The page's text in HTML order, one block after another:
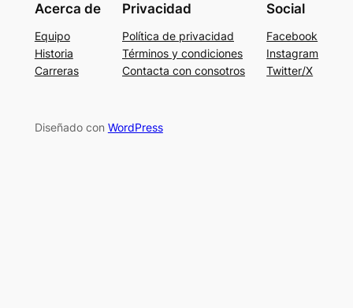
Acerca de
Equipo
Historia
Carreras
Privacidad
Política de privacidad
Términos y condiciones
Contacta con consotros
Social
Facebook
Instagram
Twitter/X
Diseñado con WordPress